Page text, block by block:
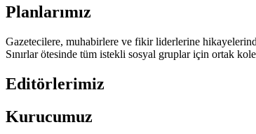
Planlarımız
Gazetecilere, muhabirlere ve fikir liderlerine
Sınırlar ötesinde tüm istekli sosyal gruplar için ortak
Editörlerimiz
Kurucumuz